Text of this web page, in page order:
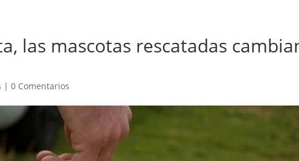
las mascotas rescatadas
|0 Comentarios